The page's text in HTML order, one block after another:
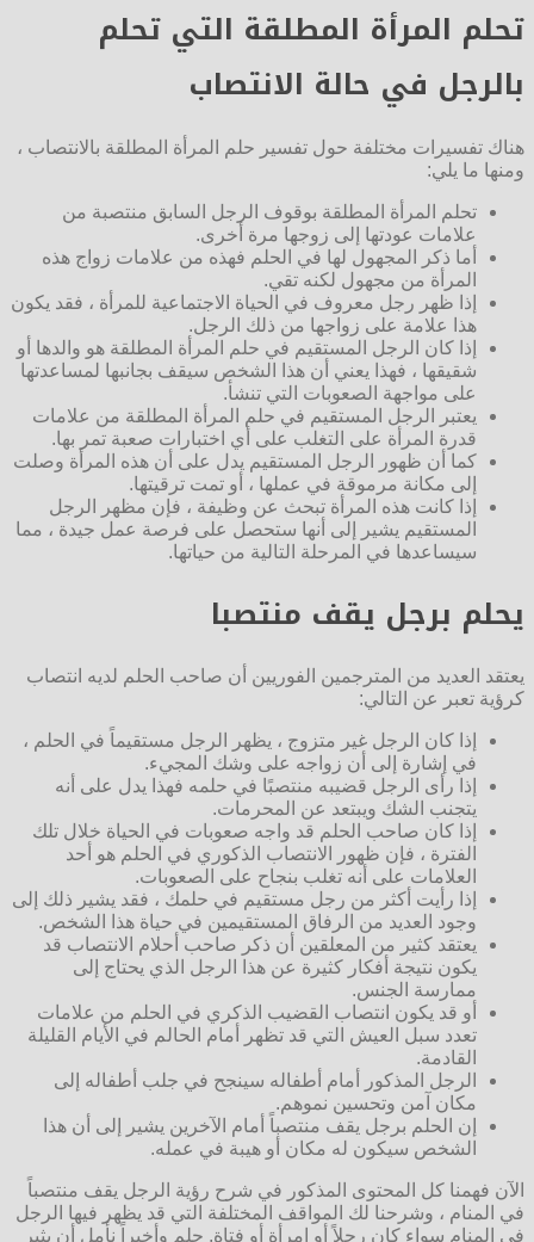
تحلم المرأة المطلقة التي تحلم
بالرجل في حالة الانتصاب
هناك تفسيرات مختلفة حول تفسير حلم المرأة المطلقة بالانتصاب ،
ومنها ما يلي:
تحلم المرأة المطلقة بوقوف الرجل السابق منتصبة من
علامات عودتها إلى زوجها مرة أخرى.
أما ذكر المجهول لها في الحلم فهذه من علامات زواج هذه
المرأة من مجهول لكنه تقي.
إذا ظهر رجل معروف في الحياة الاجتماعية للمرأة ، فقد يكون
هذا علامة على زواجها من ذلك الرجل.
إذا كان الرجل المستقيم في حلم المرأة المطلقة هو والدها أو
شقيقها ، فهذا يعني أن هذا الشخص سيقف بجانبها لمساعدتها
على مواجهة الصعوبات التي تنشأ.
يعتبر الرجل المستقيم في حلم المرأة المطلقة من علامات
قدرة المرأة على التغلب على أي اختبارات صعبة تمر بها.
كما أن ظهور الرجل المستقيم يدل على أن هذه المرأة وصلت
إلى مكانة مرموقة في عملها ، أو تمت ترقيتها.
إذا كانت هذه المرأة تبحث عن وظيفة ، فإن مظهر الرجل
المستقيم يشير إلى أنها ستحصل على فرصة عمل جيدة ، مما
سيساعدها في المرحلة التالية من حياتها.
يحلم برجل يقف منتصبا
يعتقد العديد من المترجمين الفوريين أن صاحب الحلم لديه انتصاب
كرؤية تعبر عن التالي:
إذا كان الرجل غير متزوج ، يظهر الرجل مستقيماً في الحلم ،
في إشارة إلى أن زواجه على وشك المجيء.
إذا رأى الرجل قضيبه منتصبًا في حلمه فهذا يدل على أنه
يتجنب الشك ويبتعد عن المحرمات.
إذا كان صاحب الحلم قد واجه صعوبات في الحياة خلال تلك
الفترة ، فإن ظهور الانتصاب الذكوري في الحلم هو أحد
العلامات على أنه تغلب بنجاح على الصعوبات.
إذا رأيت أكثر من رجل مستقيم في حلمك ، فقد يشير ذلك إلى
وجود العديد من الرفاق المستقيمين في حياة هذا الشخص.
يعتقد كثير من المعلقين أن ذكر صاحب أحلام الانتصاب قد
يكون نتيجة أفكار كثيرة عن هذا الرجل الذي يحتاج إلى
ممارسة الجنس.
أو قد يكون انتصاب القضيب الذكري في الحلم من علامات
تعدد سبل العيش التي قد تظهر أمام الحالم في الأيام القليلة
القادمة.
الرجل المذكور أمام أطفاله سينجح في جلب أطفاله إلى
مكان آمن وتحسين نموهم.
إن الحلم برجل يقف منتصباً أمام الآخرين يشير إلى أن هذا
الشخص سيكون له مكان أو هيبة في عمله.
الآن فهمنا كل المحتوى المذكور في شرح رؤية الرجل يقف منتصباً
في المنام ، وشرحنا لك المواقف المختلفة التي قد يظهر فيها الرجل
في المنام سواء كان رجلاً أو امرأة أو فتاة. حلم وأخيراً نأمل أن يثير